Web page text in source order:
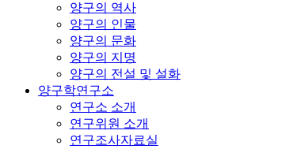
양구의 역사
양구의 인물
양구의 문화
양구의 지명
양구의 전설 및 설화
양구학연구소
연구소 소개
연구위원 소개
연구조사자료실